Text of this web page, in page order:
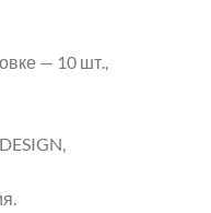
— 10 шт.,